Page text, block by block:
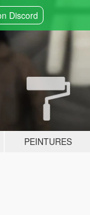
Discord
PEINTURES